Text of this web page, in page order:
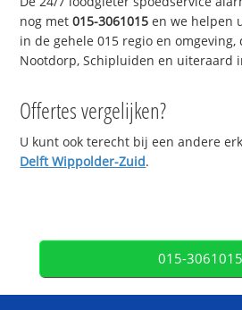
nog met015-3061015 en we helpen
in de gehele 015 regio en omgeving,
Nootdorp, Schipluiden en uiteraard
Offertes vergelijken?
U kunt ook terecht bij een andere
Delft Wippolder-Zuid.
015-3061015